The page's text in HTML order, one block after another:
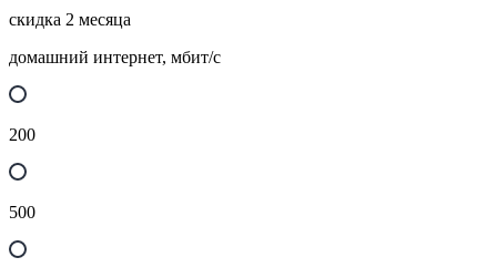
скидка 2 месяца
домашний интернет, мбит/с
200
500